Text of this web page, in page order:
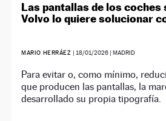
Las pantallas de los coches
Volvo lo quiere solucionar
MARIO HERRÁEZ | 18/01/2026| MADRID
Para evitar o, como mínimo,
que producen las pantallas, la
desarrollado su propia tipografía.